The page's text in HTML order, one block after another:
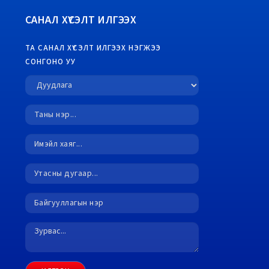
САНАЛ ХҮСЭЛТ ИЛГЭЭХ
ТА САНАЛ ХҮСЭЛТ ИЛГЭЭХ НЭГЖЭЭ
СОНГОНО УУ